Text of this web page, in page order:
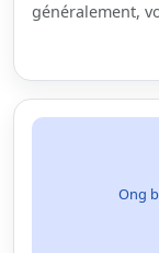
généralement,
Ong